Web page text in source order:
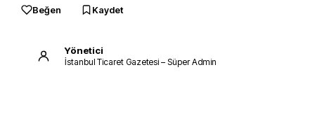
Beğen Kaydet
Yönetici
İstanbul Ticaret Gazetesi – Süper Admin